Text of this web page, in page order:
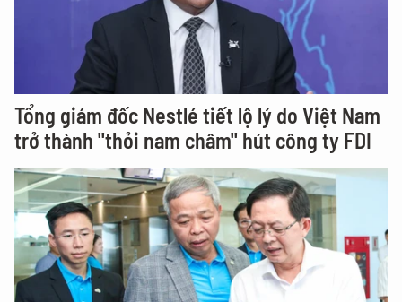
Tổng giám đốc Nestlé tiết lộ lý do Việt Nam
trở thành "thỏi nam châm" hút công ty FDI